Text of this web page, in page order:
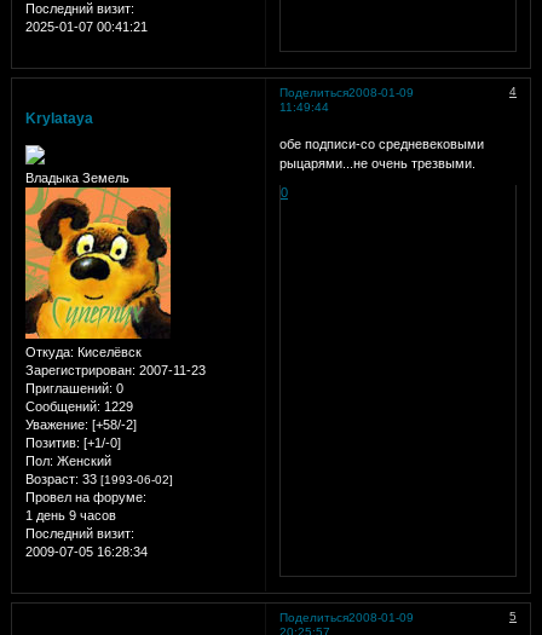
Последний визит:
2025-01-07 00:41:21
Поделиться 4
2008-01-09
11:49:44
Krylataya
Владыка Земель
Откуда: Киселёвск
Зарегистрирован: 2007-11-23
Приглашений: 0
Сообщений: 1229
Уважение: [+58/-2]
Позитив: [+1/-0]
Пол: Женский
Возраст: 33 [1993-06-02]
Провел на форуме:
1 день 9 часов
Последний визит:
2009-07-05 16:28:34
обе подписи-со средневековыми
рыцарями...не очень трезвыми.
0
Поделиться 5
2008-01-09
20:25:57